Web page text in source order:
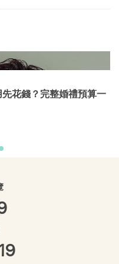
門登記日推薦＋挑日子